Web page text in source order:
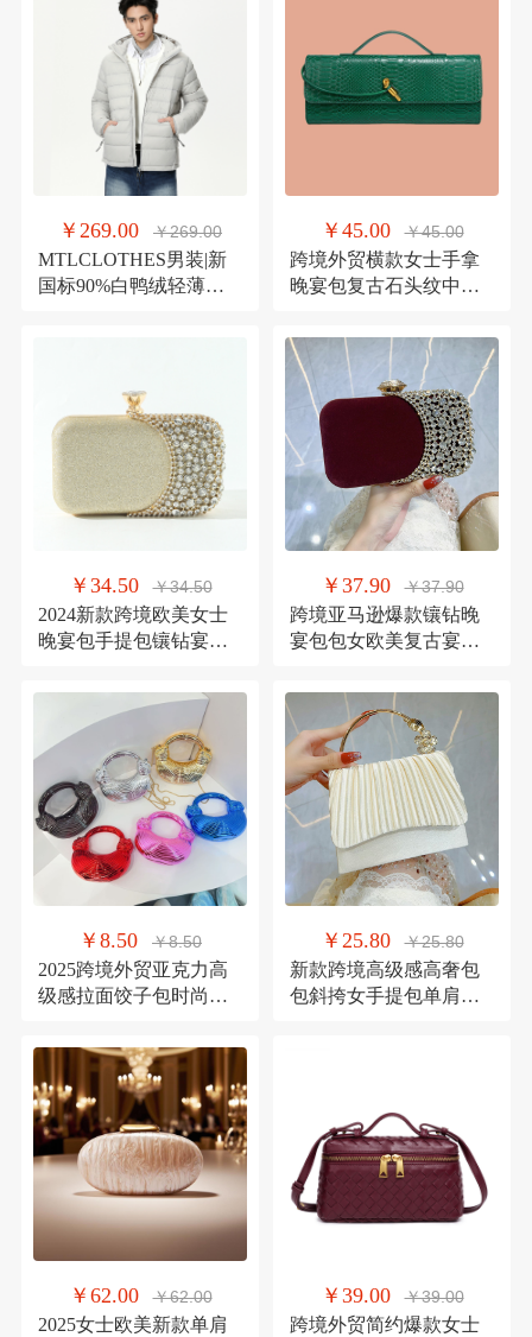
￥269.00 ￥269.00
MTLCLOTHES男装|新
国标90%白鸭绒轻薄短
￥45.00 ￥45.00
跨境外贸横款女士手拿
晚宴包复古石头纹中国
￥34.50 ￥34.50
2024新款跨境欧美女士
晚宴包手提包镶钻宴会
￥37.90 ￥37.90
跨境亚马逊爆款镶钻晚
宴包包女欧美复古宴会
￥8.50 ￥8.50
2025跨境外贸亚克力高
级感拉面饺子包时尚手
￥25.80 ￥25.80
新款跨境高级感高奢包
包斜挎女手提包单肩百
￥62.00 ￥62.00
2025女士欧美新款单肩
￥39.00 ￥39.00
跨境外贸简约爆款女士